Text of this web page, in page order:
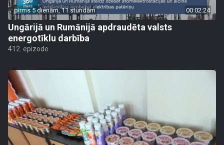
pirms 5 dienām, 11 stundām 00:02:24
Ungārijā un Rumānijā apdraudēta valsts
energotīklu darbība
412. epizode